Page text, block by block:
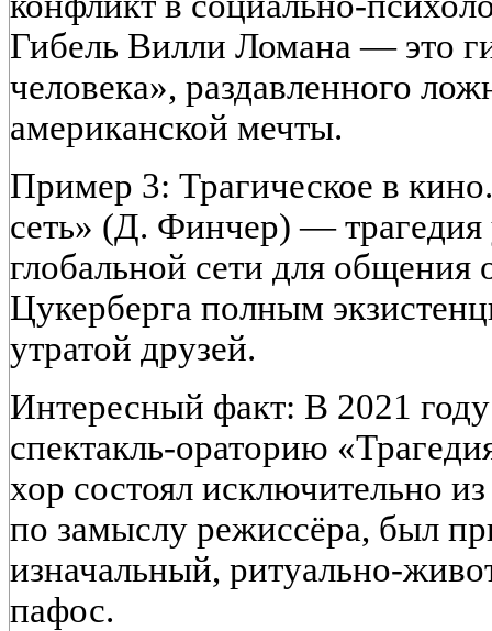
Гибель Вилли Ломана — это
человека», раздавленного
американской мечты.
Пример 3: Трагическое в
сеть» (Д. Финчер) — трагедия
глобальной сети для общения
Цукерберга полным
утратой друзей.
Интересный факт: В 2021
спектакль-ораторию
хор состоял исключительно
по замыслу режиссёра, был
изначальный, ритуально-
пафос.